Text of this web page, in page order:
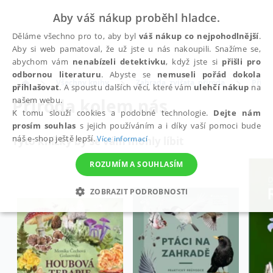
Všechny knihy Zahrada, zvířata, příroda
Příroda kolem nás
Tyto knížky by se vám mohly líbit
Aby váš nákup proběhl hladce.
Děláme všechno pro to, aby bylváš nákup co nejpohodlnější.
Aby si web pamatoval, že už jste u nás nakoupili. Snažíme se,
abychom vám nenabízeli detektivku, když jste si přišli pro
odbornou literaturu. Abyste se nemuseli pořád dokola
přihlašovat. A spoustu dalších věcí, které vám ulehčí nákup na
našem webu.
K tomu slouží cookies a podobné technologie. Dejte nám
prosím souhlas s jejich používáním a i díky vaší pomoci bude
náš e-shop ještě lepší.Více informací
ROZUMÍM A SOUHLASÍM
ZOBRAZIT PODROBNOSTI
NEZBYTNÉ ANALYTICKÉ MARKETINGOVÉ
FUNKČNÍ NEZAŘAZENÉ SOUBORY